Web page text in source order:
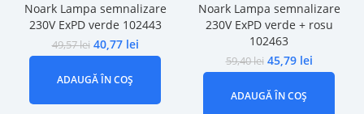
Noark Lampa semnalizare
230V ExPD verde 102443
49,57lei 40,77 lei
ADAUGĂ ÎN COȘ
Noark Lampa semnalizare
230V ExPD verde + rosu
102463
59,40lei 45,79 lei
ADAUGĂ ÎN COȘ